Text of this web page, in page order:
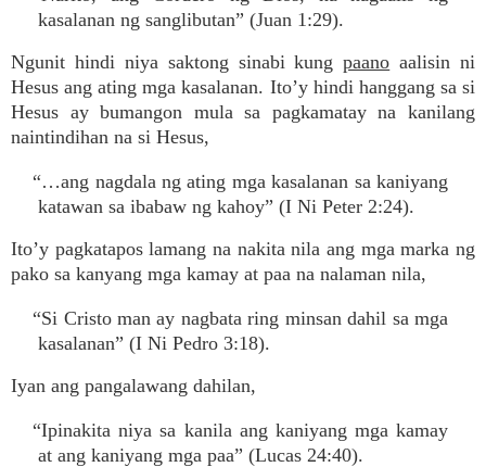
kasalanan ng sanglibutan” (Juan 1:29).
Ngunit hindi niya saktong sinabi kungpaano aalisin ni
Hesus ang ating mga kasalanan. Ito’y hindi hanggang sa si
Hesus ay bumangon mula sa pagkamatay na kanilang
naintindihan na si Hesus,
“…ang nagdala ng ating mga kasalanan sa kaniyang
katawan sa ibabaw ng kahoy” (I Ni Peter 2:24).
Ito’y pagkatapos lamang na nakita nila ang mga marka ng
pako sa kanyang mga kamay at paa na nalaman nila,
“Si Cristo man ay nagbata ring minsan dahil sa mga
kasalanan” (I Ni Pedro 3:18).
Iyan ang pangalawang dahilan,
“Ipinakita niya sa kanila ang kaniyang mga kamay
at ang kaniyang mga paa” (Lucas 24:40).